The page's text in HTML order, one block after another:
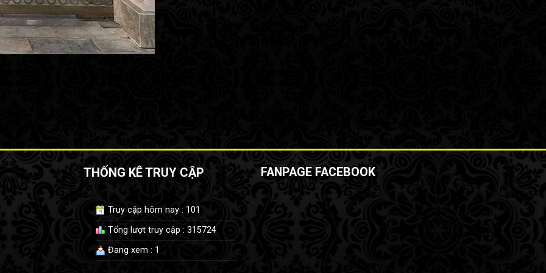
THỐNG KÊ TRUY CẬP
Truy cập hôm nay : 101
Tổng lượt truy cập : 315724
Đang xem : 1
FANPAGE FACEBOOK